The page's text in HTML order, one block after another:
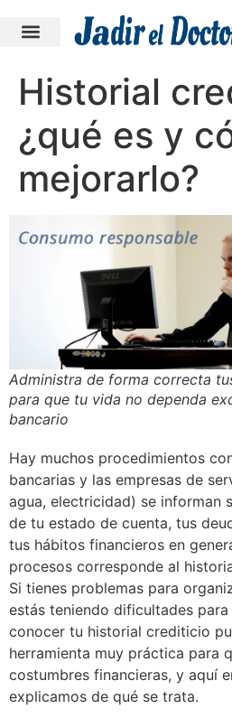
Historial
¿qué es y
mejorarlo?
Administra de forma correcta
para que tu vida no dependa
bancario
Hay muchos procedimientos
bancarias y las empresas de
agua, electricidad) se informan
de tu estado de cuenta, tus
tus hábitos financieros en
procesos corresponde al
Si tienes problemas para
estás teniendo dificultades
conocer tu historial crediticio
herramienta muy práctica para
costumbres financieras, y aquí
explicamos de qué se trata.